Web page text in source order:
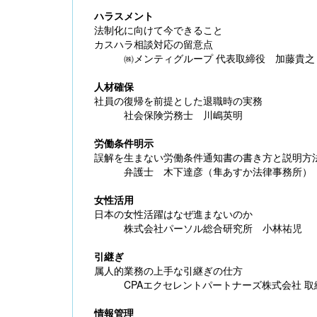
ハラスメント
法制化に向けて今できること
カスハラ相談対応の留意点
㈱メンティグループ 代表取締役 加藤貴之
人材確保
社員の復帰を前提とした退職時の実務
社会保険労務士 川嶋英明
労働条件明示
誤解を生まない労働条件通知書の書き方と説明方
弁護士 木下達彦（隼あすか法律事務所）
女性活用
日本の女性活躍はなぜ進まないのか
株式会社パーソル総合研究所 小林祐児
引継ぎ
属人的業務の上手な引継ぎの仕方
CPAエクセレントパートナーズ株式会社
情報管理
【大注目】令和６年度 介護事業所の処遇改善加
算・補助金の実務（介護人材コンサルタント
栗原知女）